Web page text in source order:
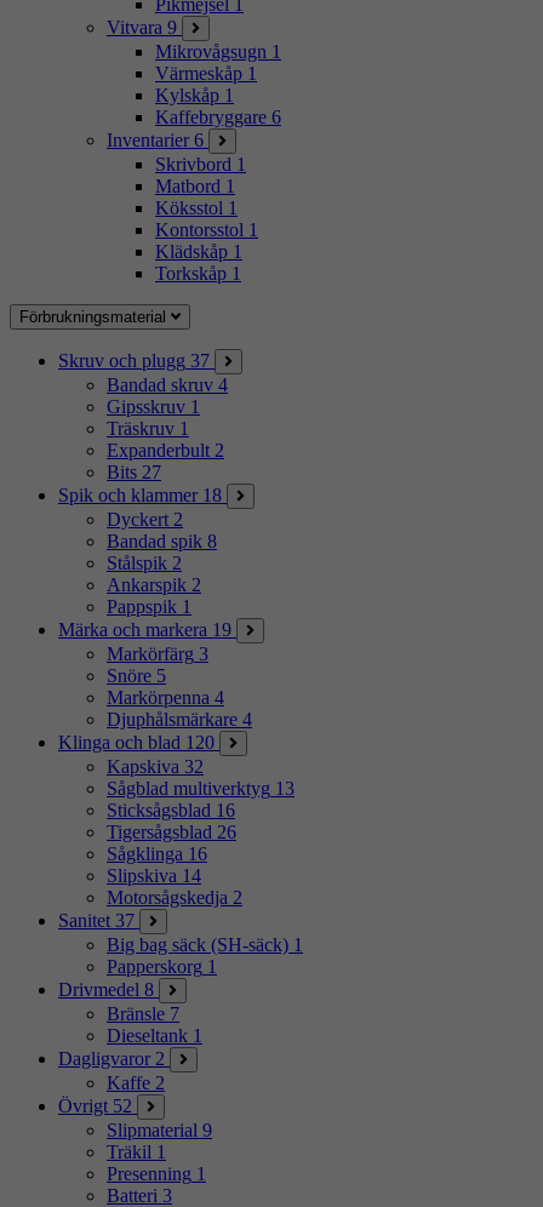
Pikmejsel 1
Vitvara 9
Mikrovågsugn 1
Värmeskåp 1
Kylskåp 1
Kaffebryggare 6
Inventarier 6
Skrivbord 1
Matbord 1
Köksstol 1
Kontorsstol 1
Klädskåp 1
Torkskåp 1
Förbrukningsmaterial
Skruv och plugg 37
Bandad skruv 4
Gipsskruv 1
Träskruv 1
Expanderbult 2
Bits 27
Spik och klammer 18
Dyckert 2
Bandad spik 8
Stålspik 2
Ankarspik 2
Pappspik 1
Märka och markera 19
Markörfärg 3
Snöre 5
Markörpenna 4
Djuphålsmärkare 4
Klinga och blad 120
Kapskiva 32
Sågblad multiverktyg 13
Sticksågsblad 16
Tigersågsblad 26
Sågklinga 16
Slipskiva 14
Motorsågskedja 2
Sanitet 37
Big bag säck (SH-säck) 1
Papperskorg 1
Drivmedel 8
Bränsle 7
Dieseltank 1
Dagligvaror 2
Kaffe 2
Övrigt 52
Slipmaterial 9
Träkil 1
Presenning 1
Batteri 3